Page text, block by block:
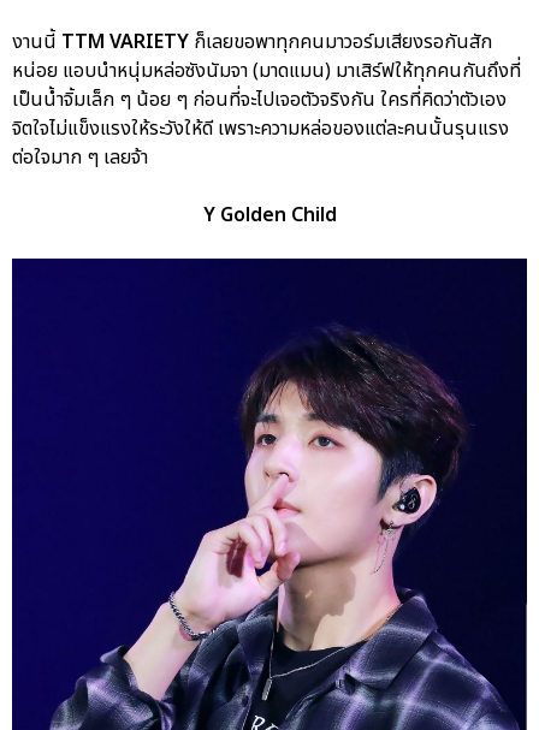
งานนี้ TTM VARIETY ก็เลยขอพาทุกคนมาวอร์มเสียงรอกันสัก
หน่อย แอบนำหนุ่มหล่อซังนัมจา (มาดแมน) มาเสิร์ฟให้ทุกคนกันถึงที่
เป็นน้ำจิ้มเล็ก ๆ น้อย ๆ ก่อนที่จะไปเจอตัวจริงกัน ใครที่คิดว่าตัวเอง
จิตใจไม่แข็งแรงให้ระวังให้ดี เพราะความหล่อของแต่ละคนนั้นรุนแรง
ต่อใจมาก ๆ เลยจ้า
Y Golden Child